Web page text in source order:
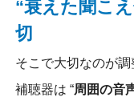
“衰えた聞こ
切
そこで大切なのが調
補聴器は “周囲の音